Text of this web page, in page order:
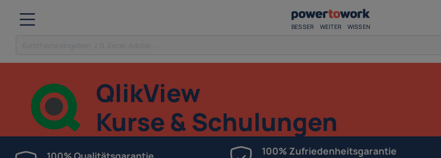
BESSER WEITER WISSEN
QlikView
Kurse & Schulungen
100% Zufriedenheitsgarantie